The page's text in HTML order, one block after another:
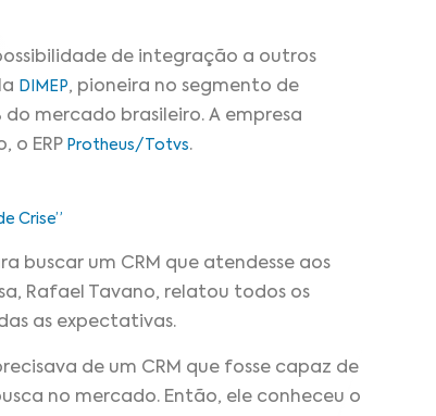
de integração a outros
DIMEP, pioneira no segmento de
mercado brasileiro. A empresa
o ERP Protheus/Totvs.
Crise”
buscar um CRM que atendesse aos
Rafael Tavano, relatou todos os
as expectativas.
de um CRM que fosse capaz de
no mercado. Então, ele conheceu o